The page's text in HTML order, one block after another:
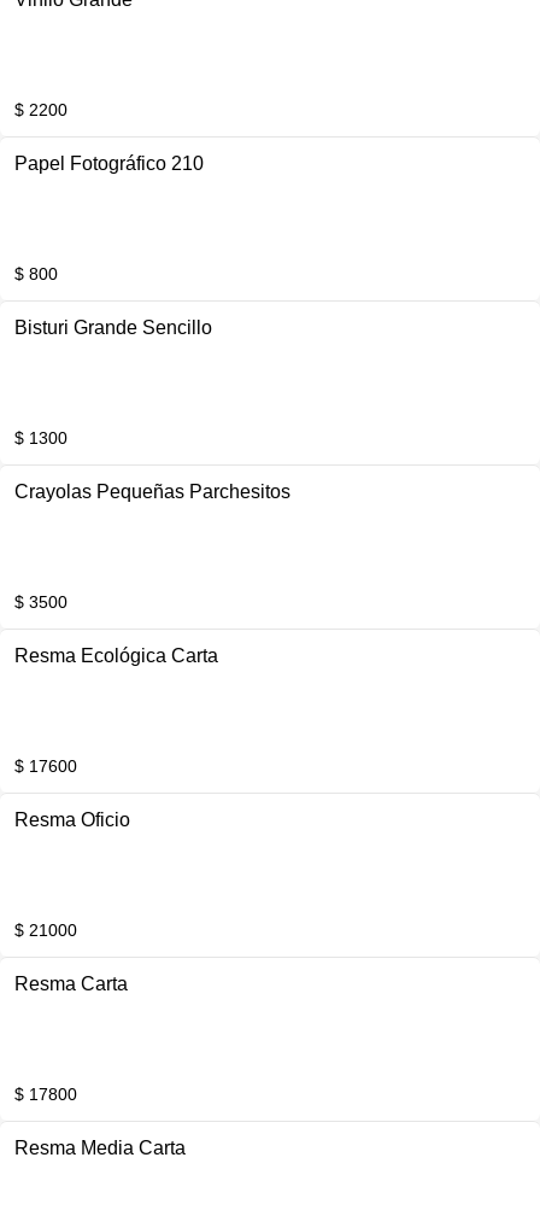
$ 2200
Papel Fotográfico 210
$ 800
Bisturi Grande Sencillo
$ 1300
Crayolas Pequeñas Parchesitos
$ 3500
Resma Ecológica Carta
$ 17600
Resma Oficio
$ 21000
Resma Carta
$ 17800
Resma Media Carta